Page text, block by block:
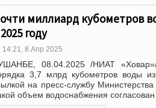
миллиард кубометров
году
14:21, 8.Апр 2025
08.04.2025 /НИАТ
3,7 млрд кубометров воды
на пресс-службу
объем водоснабжения